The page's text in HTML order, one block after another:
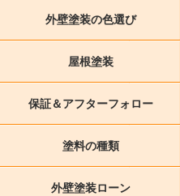
外壁塗装の色選び
屋根塗装
保証＆アフターフォロー
塗料の種類
外壁塗装ローン